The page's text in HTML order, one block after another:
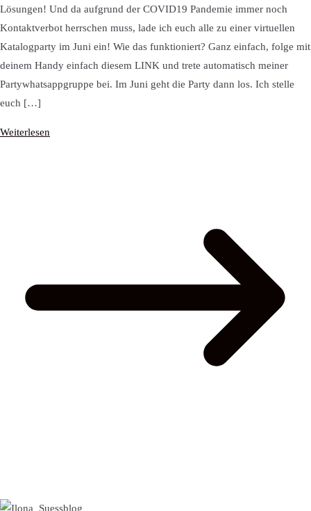
Lösungen! Und da aufgrund der COVID19 Pandemie immer noch
Kontaktverbot herrschen muss, lade ich euch alle zu einer virtuellen
Katalogparty im Juni ein! Wie das funktioniert? Ganz einfach, folge mit
deinem Handy einfach diesem LINK und trete automatisch meiner
Partywhatsappgruppe bei. Im Juni geht die Party dann los. Ich stelle
euch […]
Weiterlesen